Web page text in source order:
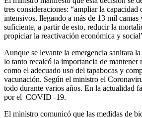
tres consideraciones: “ampliar la capacidad
intensivos, llegando a más de 13 mil camas
suficiente, a partir de esto, reducir la
propiciar la reactivación económica y
Aunque se levante la emergencia sanitara
lo tanto recalcó la importancia de mantener
como el adecuado uso del tapabocas y
vacunación. Según el ministro el
todo durante varios años. En la actualidad
por el COVID -19.
El ministro comunicó que las medidas de